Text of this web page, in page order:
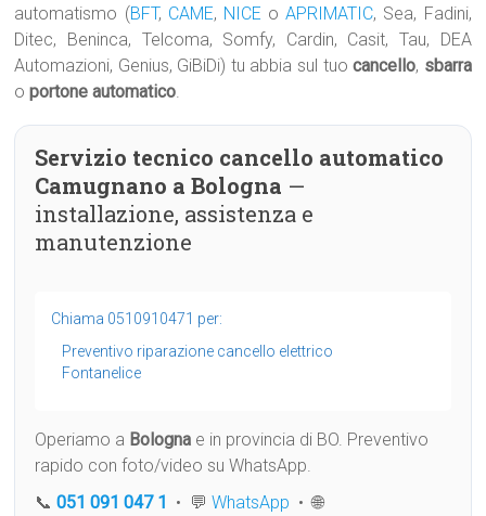
automatismo (BFT, CAME, NICE oAPRIMATIC, Sea, Fadini,
Ditec, Beninca, Telcoma, Somfy, Cardin, Casit, Tau, DEA
Automazioni, Genius, GiBiDi) tu abbia sul tuocancello, sbarra
oportone automatico.
Servizio tecnico cancello automatico
Camugnano a Bologna —
installazione, assistenza e
manutenzione
Chiama 0510910471 per:
Preventivo riparazione cancello elettrico
Fontanelice
Operiamo a Bologna e in provincia di BO. Preventivo
rapido con foto/video su WhatsApp.
📞051 091 047 1 • 💬WhatsApp • 🌐